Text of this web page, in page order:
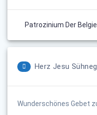
Patrozinium Der
Herz Jesu
Wunderschönes Gebet